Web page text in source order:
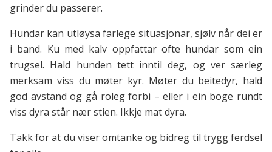
grinder du passerer.
Hundar kan utløysa farlege situasjonar, sjølv når dei er
i band. Ku med kalv oppfattar ofte hundar som ein
trugsel. Hald hunden tett inntil deg, og ver særleg
merksam viss du møter kyr. Møter du beitedyr, hald
god avstand og gå roleg forbi – eller i ein boge rundt
viss dyra står nær stien. Ikkje mat dyra.
Takk for at du viser omtanke og bidreg til trygg ferdsel